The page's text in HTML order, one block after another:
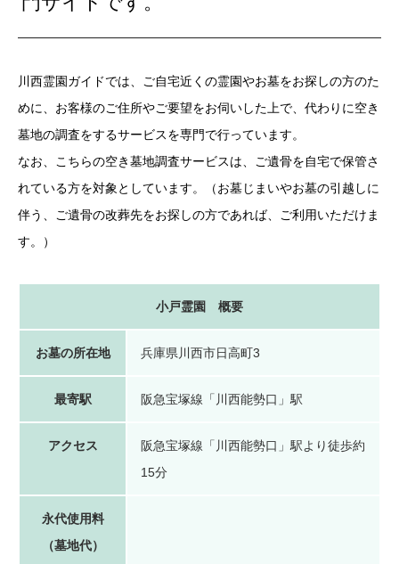
川西霊園ガイドでは、ご自宅近くの霊園やお墓をお探しの方のた
めに、お客様のご住所やご要望をお伺いした上で、代わりに空き
墓地の調査をするサービスを専門で行っています。
なお、こちらの空き墓地調査サービスは、ご遺骨を自宅で保管さ
れている方を対象としています。（お墓じまいやお墓の引越しに
伴う、ご遺骨の改葬先をお探しの方であれば、ご利用いただけま
す。）
小戸霊園 概要
お墓の所在地 兵庫県川西市日高町3
最寄駅 阪急宝塚線「川西能勢口」駅
アクセス
阪急宝塚線「川西能勢口」駅より徒歩約
15分
永代使用料
（墓地代）